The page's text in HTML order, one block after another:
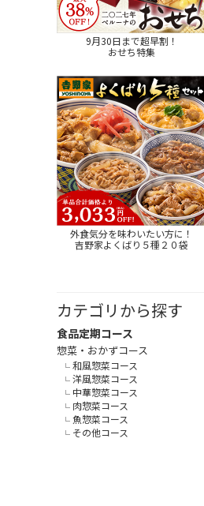
9月30日まで超早割！
おせち特集
外食気分を味わいたい方に！
吉野家よくばり５種２０袋
カテゴリから探す
食品定期コース
惣菜・おかずコース
和風惣菜コース
洋風惣菜コース
中華惣菜コース
肉惣菜コース
魚惣菜コース
その他コース